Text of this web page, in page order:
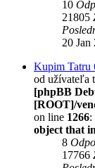
10
21805
20 Jan
Kupim Tatru
od užívateľa
[phpBB
[ROOT]/
on line 1266:
object that
8
17766